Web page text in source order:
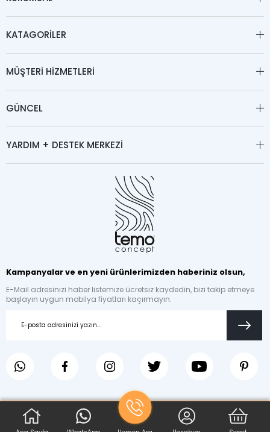
KATAGORİLER
MÜŞTERİ HİZMETLERİ
GÜNCEL
YARDIM + DESTEK MERKEZİ
Kampanyalar ve en yeni ürünlerimizden haberiniz olsun,
E-Mail adresinizi haber listemize ücretsiz kaydedin, bizi takip etmeye
başlayın uygun mobilya fiyatları kaçırmayın.